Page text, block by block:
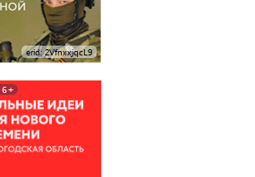
erid: 2VfnxxjqcL9
6+